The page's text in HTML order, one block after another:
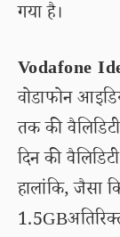
गया है।
Vodafone
वोडाफोन
तक की
दिन की
हालांकि, जैसा